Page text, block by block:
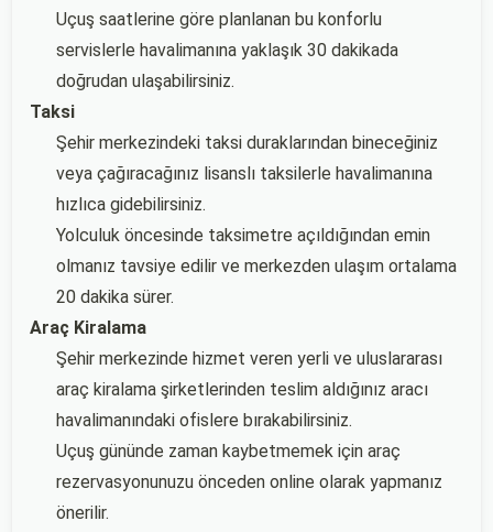
Uçuş saatlerine göre planlanan bu konforlu
servislerle havalimanına yaklaşık 30 dakikada
doğrudan ulaşabilirsiniz.
Taksi
Şehir merkezindeki taksi duraklarından bineceğiniz
veya çağıracağınız lisanslı taksilerle havalimanına
hızlıca gidebilirsiniz.
Yolculuk öncesinde taksimetre açıldığından emin
olmanız tavsiye edilir ve merkezden ulaşım ortalama
20 dakika sürer.
Araç Kiralama
Şehir merkezinde hizmet veren yerli ve uluslararası
araç kiralama şirketlerinden teslim aldığınız aracı
havalimanındaki ofislere bırakabilirsiniz.
Uçuş gününde zaman kaybetmemek için araç
rezervasyonunuzu önceden online olarak yapmanız
önerilir.